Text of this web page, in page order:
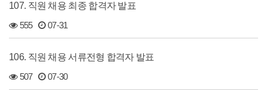
107. 직원 채용 최종 합격자 발표
555 07-31
106. 직원 채용 서류전형 합격자 발표
507 07-30